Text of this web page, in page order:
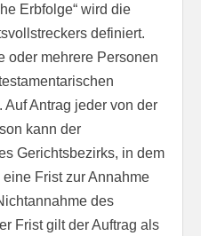
Erbfolge“ wird die
definiert.
oder mehrere Personen
Antrag jeder von der
kann der
Gerichtsbezirks, in dem
Frist zur Annahme
des
Frist gilt der Auftrag als